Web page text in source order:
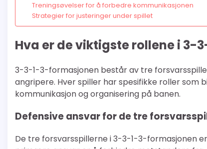
Treningsøvelser for å forbedre kommunikasjonen
Strategier for justeringer under spillet
Hva er de viktigste rollene i 3-
3-3-1-3-formasjonen består av tre
angripere. Hver spiller har spesifikke roller
kommunikasjon og organisering på banen.
Defensive ansvar for de tre
De tre forsvarsspillerne i 3-3-1-3-formasjonen